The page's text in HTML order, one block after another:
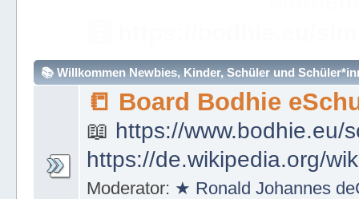
📚 Willkommen Newbies, Kinder, Schüler und
📒 Board Bodhie
📖 https://www.bodhie.eu/
https://de.wikipedia.org/
Moderator: ★ Ronald Johannes